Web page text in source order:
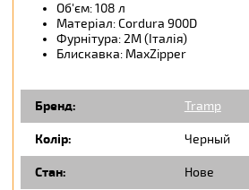
Об'єм: 108 л
Матеріал: Cordura 900D
Фурнітура: 2М (Італія)
Блискавка: MaxZipper
Бренд: Tramp
Колір: Черный
Стан: Нове